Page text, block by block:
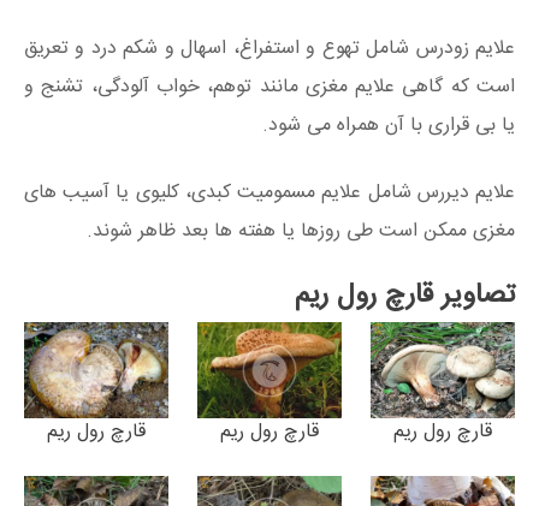
علایم زودرس شامل تهوع و استفراغ، اسهال و شکم درد و تعریق
است که گاهی علایم مغزی مانند توهم، خواب آلودگی، تشنج و
یا بی قراری با آن همراه می شود.
علایم دیررس شامل علایم مسمومیت کبدی، کلیوی یا آسیب های
مغزی ممکن است طی روزها یا هفته ها بعد ظاهر شوند.
تصاویر قارچ رول‌ ریم
قارچ رول ریم قارچ رول ریم قارچ رول ریم